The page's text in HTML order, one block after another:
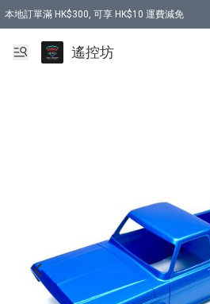
本地訂單滿 HK$300, 可享 HK$10 運費減免
購買 7.6V 6500mah 70C 電池 送 7.6V USB充電器
遙控坊